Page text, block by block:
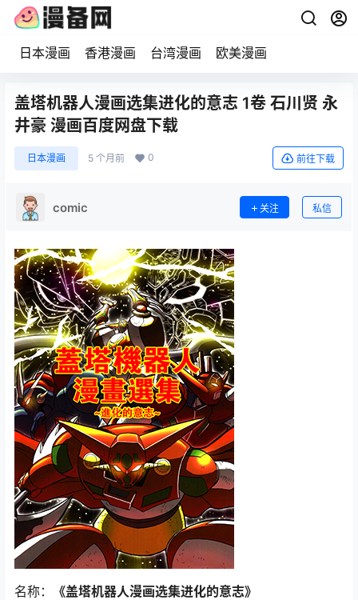
日本漫画 香港漫画 台湾漫画 欧美漫画
盖塔机器人漫画选集进化的意志 1卷 石川贤 永
井豪 漫画百度网盘下载
日本漫画 5 个月前 0 前往下载
comic 关注 私信
名称：
《盖塔机器人漫画选集进化的意志》